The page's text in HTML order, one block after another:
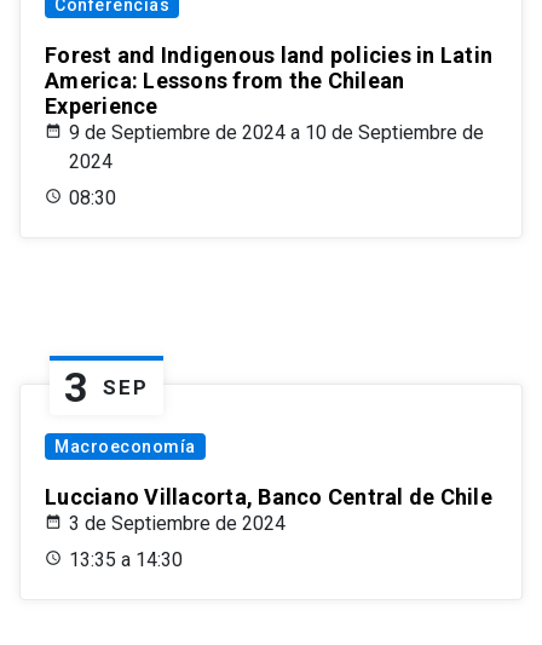
Conferencias
Forest and Indigenous land policies in Latin
America: Lessons from the Chilean
Experience
9 de Septiembre de 2024 a 10 de Septiembre de
2024
08:30
3 SEP
Macroeconomía
Lucciano Villacorta, Banco Central de Chile
3 de Septiembre de 2024
13:35 a 14:30